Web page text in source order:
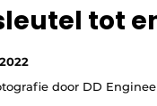
tot
door DD